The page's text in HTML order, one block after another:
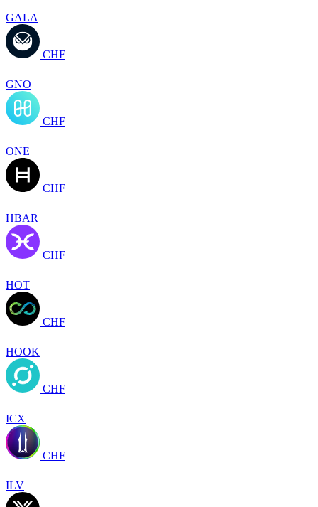
GALA
CHF
GNO
CHF
ONE
CHF
HBAR
CHF
HOT
CHF
HOOK
CHF
ICX
CHF
ILV